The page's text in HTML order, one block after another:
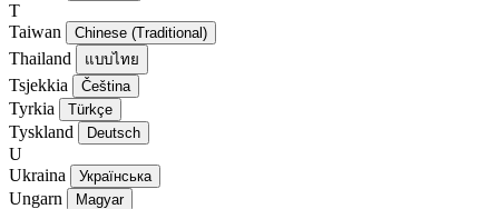
T
Taiwan
Chinese (Traditional)
Thailand แบบไทย
Tsjekkia Čeština
Tyrkia Türkçe
Tyskland Deutsch
U
Ukraina
Українська
Ungarn Magyar